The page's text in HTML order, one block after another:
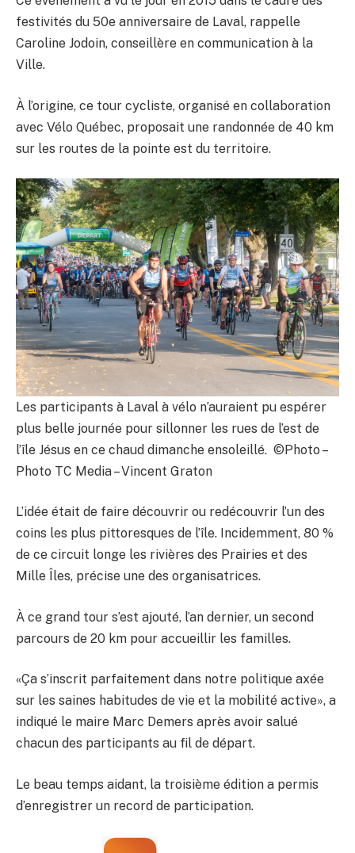
festivités du 50e anniversaire de Laval, rappelle
Caroline Jodoin, conseillère en communication à la
Ville.
À l’origine, ce tour cycliste, organisé en collaboration
avec Vélo Québec, proposait une randonnée de 40 km
sur les routes de la pointe est du territoire.
Les participants à Laval à vélo n’auraient pu espérer
plus belle journée pour sillonner les rues de l’est de
l’île Jésus en ce chaud dimanche ensoleillé. ©Photo –
Photo TC Media – Vincent Graton
L’idée était de faire découvrir ou redécouvrir l’un des
coins les plus pittoresques de l’île. Incidemment, 80 %
de ce circuit longe les rivières des Prairies et des
Mille Îles, précise une des organisatrices.
À ce grand tour s’est ajouté, l’an dernier, un second
parcours de 20 km pour accueillir les familles.
«Ça s’inscrit parfaitement dans notre politique axée
sur les saines habitudes de vie et la mobilité active», a
indiqué le maire Marc Demers après avoir salué
chacun des participants au fil de départ.
Le beau temps aidant, la troisième édition a permis
d’enregistrer un record de participation.